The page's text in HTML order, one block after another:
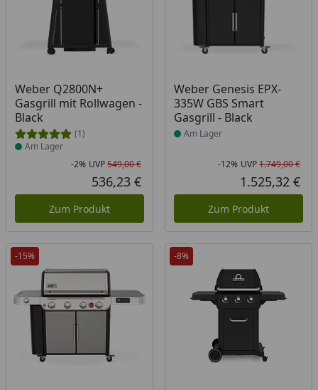
Weber Q2800N+
Gasgrill mit Rollwagen -
Black
(1)
Produkt am Lager
Am Lager
Rabatt in Prozent
-2%
Ursprünglicher Preis
UVP549,00 €
Aktueller Preis
536,23 €
Zum Produkt
Weber Genesis EPX-
335W GBS Smart
Gasgrill - Black
Produkt am Lager
Am Lager
-12% UVP1.749,00 €
1.525,32 €
Zum Produkt
-15% -8%